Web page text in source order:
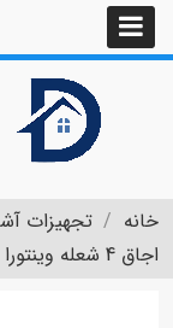
خانه تجهیزات
اجاق 4 شعله وینتورا